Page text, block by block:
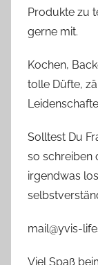
Produkte zu
gerne mit.
Kochen,
tolle Düfte,
Solltest Du
so schreiben
irgendwas
mail@yvis-
Viel Spaß